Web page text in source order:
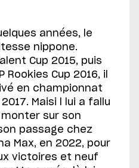
années, le
nippone.
Cup 2015, puis
Rookies Cup 2016, il
en championnat
Maisi l lui a fallu
sur son
passage chez
Max, en 2022, pour
victoires et neuf